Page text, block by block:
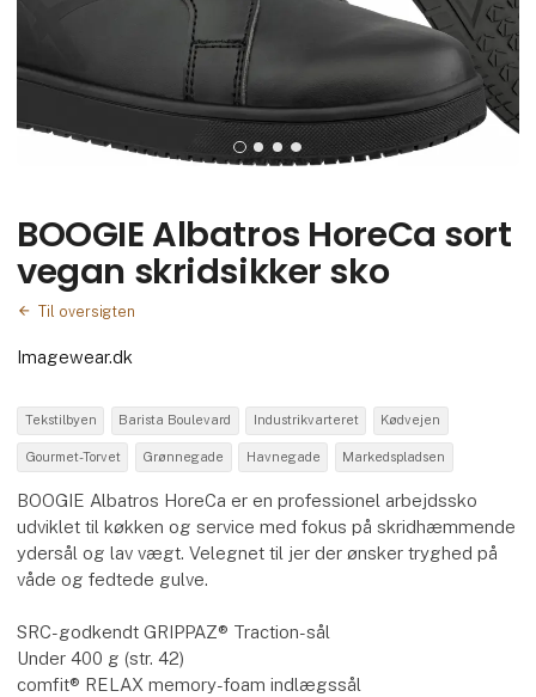
BOOGIE Albatros HoreCa sort
vegan skridsikker sko
Til oversigten
Imagewear.dk
Tekstilbyen Barista Boulevard Industrikvarteret Kødvejen
Gourmet-Torvet Grønnegade Havnegade Markedspladsen
BOOGIE Albatros HoreCa er en professionel arbejdssko
udviklet til køkken og service med fokus på skridhæmmende
ydersål og lav vægt. Velegnet til jer der ønsker tryghed på
våde og fedtede gulve.
SRC-godkendt GRIPPAZ® Traction-sål
Under 400 g (str. 42)
comfit® RELAX memory-foam indlægssål